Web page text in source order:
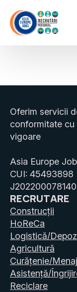
Oferim servicii
conformitate cu
vigoare
Asia Europe
CUI: 45493898
RECRUTARE
Construcții
HoReCa
Logistică/
Agricultură
Curățenie/
Asistență/
Reciclare